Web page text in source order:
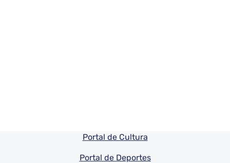
Pie de pagina información
Portal de Cultura
Portal de Deportes